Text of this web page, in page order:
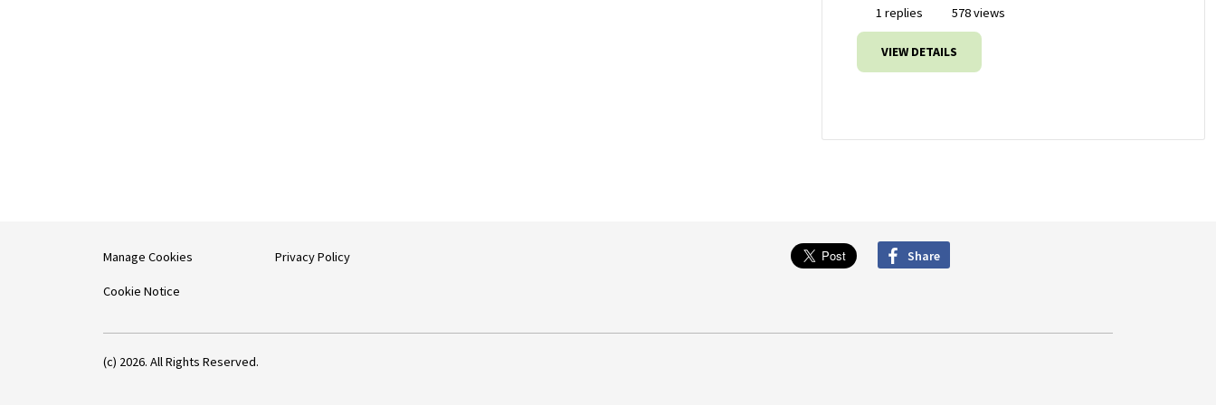
1 replies 578 views
VIEW DETAILS
Manage Cookies
Cookie Notice
Privacy Policy Share
(c) 2026. All Rights Reserved.